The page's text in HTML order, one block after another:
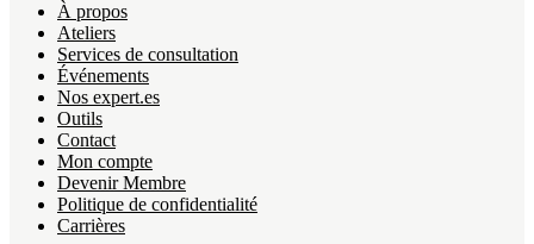
À propos
Ateliers
Services de consultation
Événements
Nos expert.es
Outils
Contact
Mon compte
Devenir Membre
Politique de confidentialité
Carrières